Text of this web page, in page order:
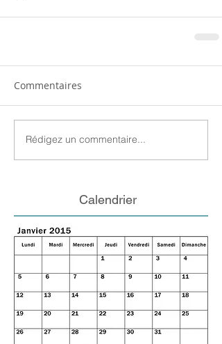
Commentaires
Rédigez un commentaire...
Calendrier